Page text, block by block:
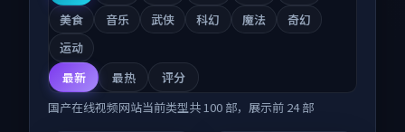
美食
音乐 武侠 科幻 魔法
奇幻
运动
最新
最热
评分
国产在线视频网站当前类型共 100 部，展示前 24部